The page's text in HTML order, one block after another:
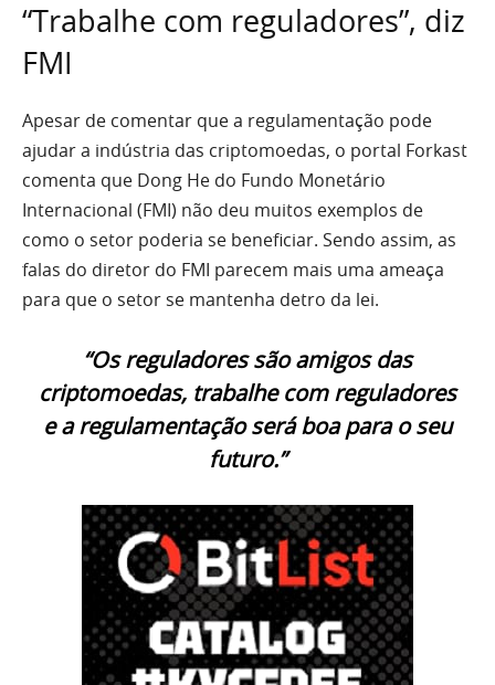
“Trabalhe com reguladores”, diz
FMI
Apesar de comentar que a regulamentação pode
ajudar a indústria das criptomoedas, o portal Forkast
comenta que Dong He do Fundo Monetário
Internacional (FMI) não deu muitos exemplos de
como o setor poderia se beneficiar. Sendo assim, as
falas do diretor do FMI parecem mais uma ameaça
para que o setor se mantenha detro da lei.
“Os reguladores são amigos das
criptomoedas, trabalhe com reguladores
e a regulamentação será boa para o seu
futuro.”